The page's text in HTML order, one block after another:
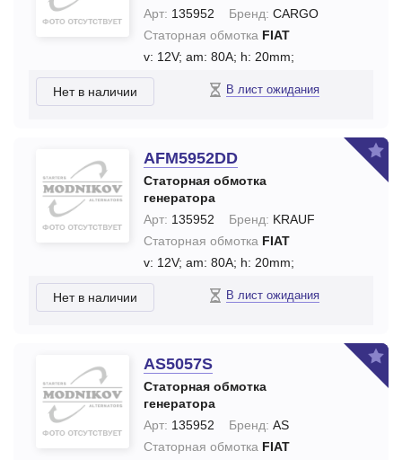
Арт: 135952 Бренд: CARGO
Статорная обмотка FIAT
v: 12V; am: 80A; h: 20mm;
Нет в наличии В лист ожидания
AFM5952DD
Статорная обмотка
генератора
Арт: 135952 Бренд: KRAUF
Статорная обмотка FIAT
v: 12V; am: 80A; h: 20mm;
Нет в наличии В лист ожидания
AS5057S
Статорная обмотка
генератора
Арт: 135952 Бренд: AS
Статорная обмотка FIAT